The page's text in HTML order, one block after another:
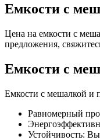
Емкости с
Цена на емкости с
предложения,
Емкости с
Емкости с мешалкой и
Равномерный
Устойчивость: